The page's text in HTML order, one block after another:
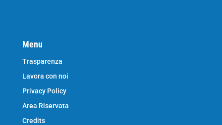
Menu
Trasparenza
Lavora con noi
Privacy Policy
Area Riservata
Credits